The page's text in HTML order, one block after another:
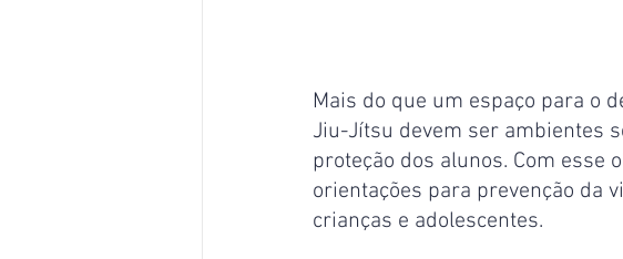
Mais do que um espaço para o
Jiu-Jítsu devem ser ambientes
proteção dos alunos. Com esse
orientações para prevenção da
crianças e adolescentes.